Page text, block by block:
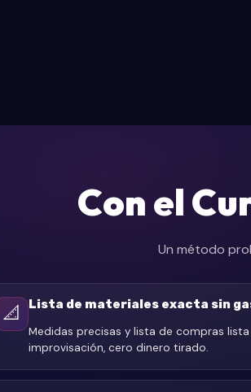
Con el
Un método
📐 Lista de materiales exacta sin
Medidas precisas y lista de compras
improvisación, cero dinero tirado.